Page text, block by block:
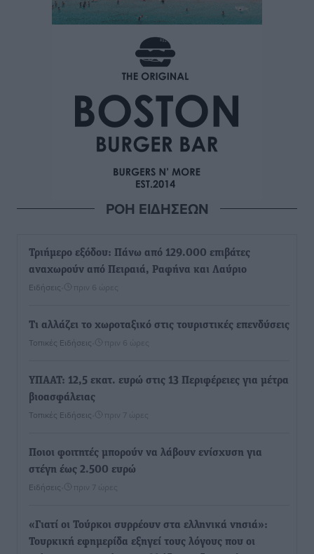
ΡΟΗ ΕΙΔΗΣΕΩΝ
Τριήμερο εξόδου: Πάνω από 129.000 επιβάτες
αναχωρούν από Πειραιά, Ραφήνα και Λαύριο
Ειδήσεις πριν 6 ώρες
Τι αλλάζει το χωροταξικό στις τουριστικές επενδύσεις
Τοπικές Ειδήσεις πριν 6 ώρες
ΥΠΑΑΤ: 12,5 εκατ. ευρώ στις 13 Περιφέρειες για μέτρα
βιοασφάλειας
Τοπικές Ειδήσεις πριν 7 ώρες
Ποιοι φοιτητές μπορούν να λάβουν ενίσχυση για
στέγη έως 2.500 ευρώ
Ειδήσεις πριν 7 ώρες
«Γιατί οι Τούρκοι συρρέουν στα ελληνικά νησιά»:
Τουρκική εφημερίδα εξηγεί τους λόγους που οι